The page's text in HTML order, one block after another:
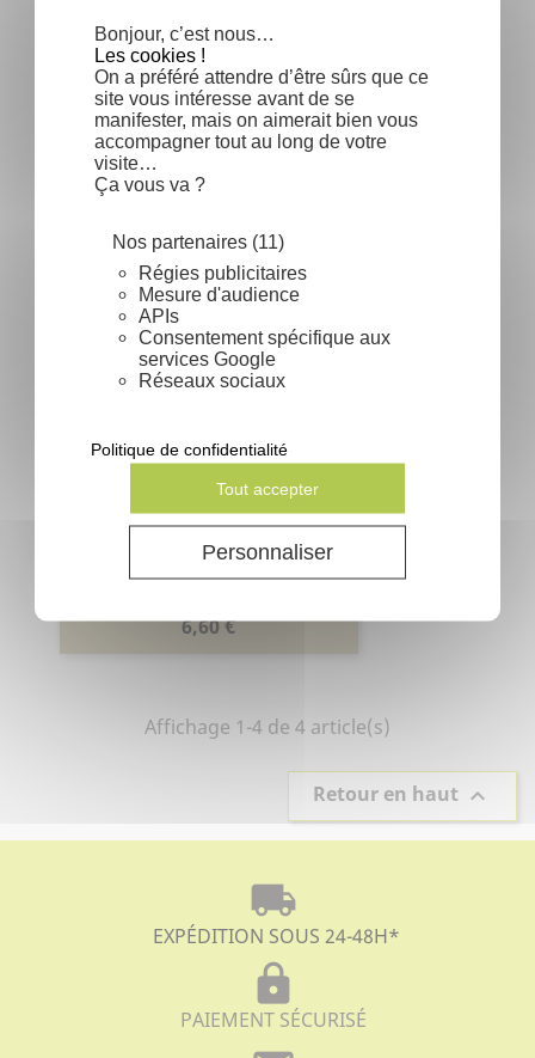
Bonjour, c’est nous…
Les cookies !
On a préféré attendre d’être sûrs que ce
site vous intéresse avant de se
manifester, mais on aimerait bien vous
accompagner tout au long de votre
visite…
Ça vous va ?
Nos partenaires (11)
Régies publicitaires
Mesure d'audience
APIs
Consentement spécifique aux
services Google
Réseaux sociaux
Tout accepter
Personnaliser
Politique de confidentialité
Chèvrefeuille des haies
Lonicera xylosteum -
Prix
6,60 €
Affichage 1-4 de 4 article(s)
Retour en haut 
local_shipping
EXPÉDITION SOUS 24-48H*
lock
PAIEMENT SÉCURISÉ